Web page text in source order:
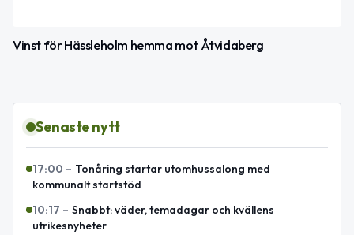
Vinst för Hässleholm hemma mot Åtvidaberg
Senaste nytt
17:00 – Tonåring startar utomhussalong med
kommunalt startstöd
10:17 – Snabbt: väder, temadagar och kvällens
utrikesnyheter